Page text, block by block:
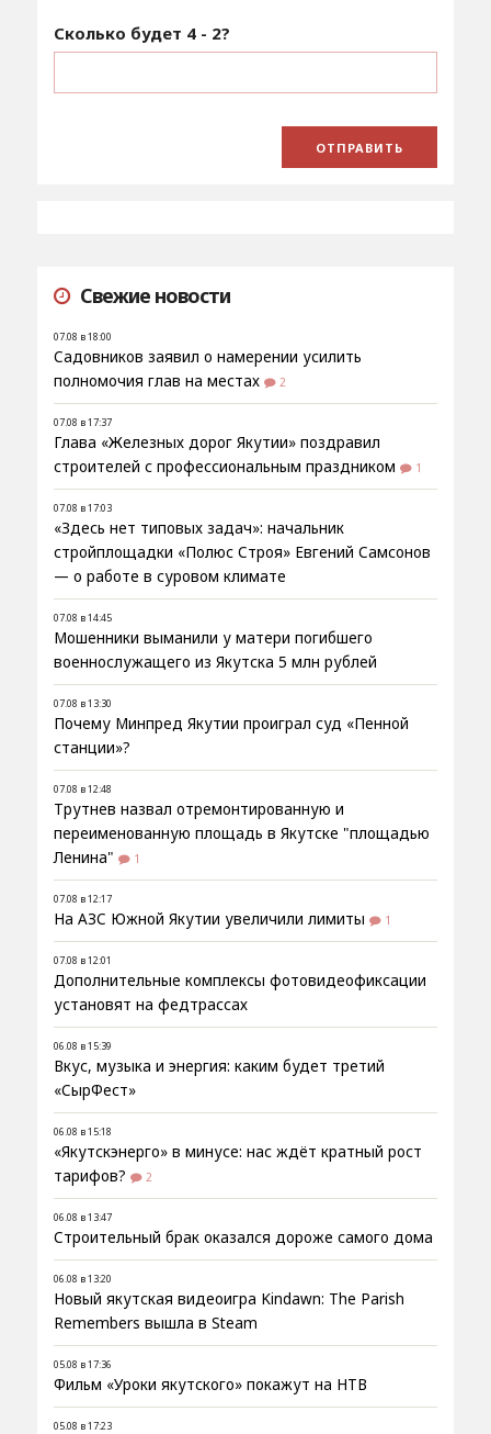
Сколько будет 4 - 2?
Свежие новости
07.08 в 18:00
Садовников заявил о намерении усилить
полномочия глав на местах
2
07.08 в 17:37
Глава «Железных дорог Якутии» поздравил
строителей с профессиональным праздником
1
07.08 в 17:03
«Здесь нет типовых задач»: начальник
стройплощадки «Полюс Строя» Евгений Самсонов
— о работе в суровом климате
07.08 в 14:45
Мошенники выманили у матери погибшего
военнослужащего из Якутска 5 млн рублей
07.08 в 13:30
Почему Минпред Якутии проиграл суд «Пенной
станции»?
07.08 в 12:48
Трутнев назвал отремонтированную и
переименованную площадь в Якутске "площадью
Ленина"
1
07.08 в 12:17
На АЗС Южной Якутии увеличили лимиты 1
07.08 в 12:01
Дополнительные комплексы фотовидеофиксации
установят на федтрассах
06.08 в 15:39
Вкус, музыка и энергия: каким будет третий
«СырФест»
06.08 в 15:18
«Якутскэнерго» в минусе: нас ждёт кратный рост
тарифов?
2
06.08 в 13:47
Строительный брак оказался дороже самого дома
06.08 в 13:20
Новый якутская видеоигра Kindawn: The Parish
Remembers вышла в Steam
05.08 в 17:36
Фильм «Уроки якутского» покажут на НТВ
05.08 в 17:23